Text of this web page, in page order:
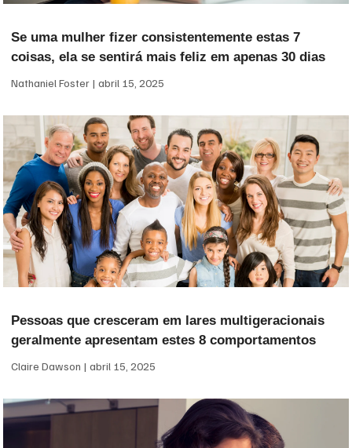
Se uma mulher fizer consistentemente estas 7
coisas, ela se sentirá mais feliz em apenas 30 dias
Nathaniel Foster abril 15, 2025
Pessoas que cresceram em lares multigeracionais
geralmente apresentam estes 8 comportamentos
Claire Dawson abril 15, 2025